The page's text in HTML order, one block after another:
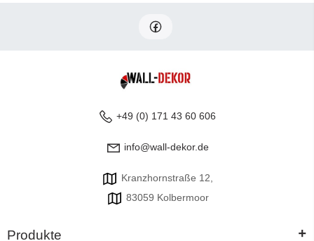
+49 (0) 171 43 60 606
info@wall-dekor.de
Kranzhornstraße 12,
83059 Kolbermoor
Produkte +